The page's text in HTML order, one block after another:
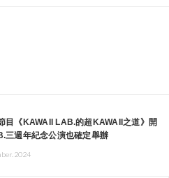
目《KAWAII LAB.的超KAWAII之道》開
三週年紀念公演也確定舉辦